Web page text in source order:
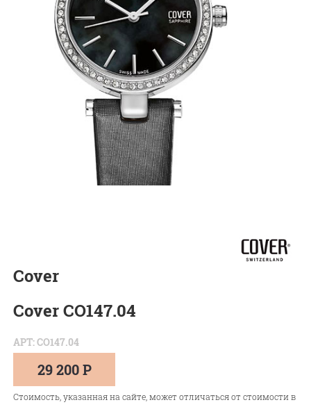
Cover
Cover CO147.04
АРТ: CO147.04
29 200 Р
Стоимость, указанная на сайте, может отличаться от стоимости в